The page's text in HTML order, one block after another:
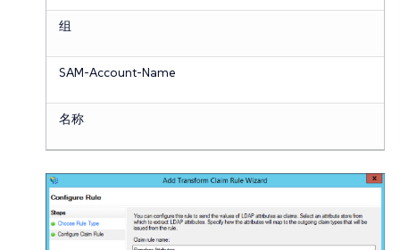
组
SAM-Account-Name
名称